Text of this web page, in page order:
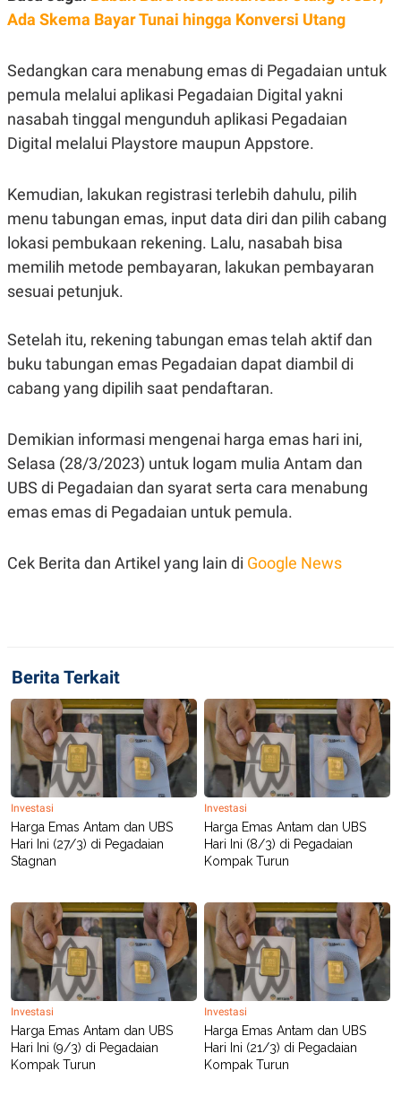
Ada Skema Bayar Tunai hingga Konversi Utang
Sedangkan cara menabung emas di Pegadaian untuk
pemula melalui aplikasi Pegadaian Digital yakni
nasabah tinggal mengunduh aplikasi Pegadaian
Digital melalui Playstore maupun Appstore.
Kemudian, lakukan registrasi terlebih dahulu, pilih
menu tabungan emas, input data diri dan pilih cabang
lokasi pembukaan rekening. Lalu, nasabah bisa
memilih metode pembayaran, lakukan pembayaran
sesuai petunjuk.
Setelah itu, rekening tabungan emas telah aktif dan
buku tabungan emas Pegadaian dapat diambil di
cabang yang dipilih saat pendaftaran.
Demikian informasi mengenai harga emas hari ini,
Selasa (28/3/2023) untuk logam mulia Antam dan
UBS di Pegadaian dan syarat serta cara menabung
emas emas di Pegadaian untuk pemula.
Cek Berita dan Artikel yang lain di Google News
Berita Terkait
Investasi
Harga Emas Antam dan UBS
Hari Ini (27/3) di Pegadaian
Stagnan
Investasi
Harga Emas Antam dan UBS
Hari Ini (8/3) di Pegadaian
Kompak Turun
Investasi
Harga Emas Antam dan UBS
Hari Ini (9/3) di Pegadaian
Kompak Turun
Investasi
Harga Emas Antam dan UBS
Hari Ini (21/3) di Pegadaian
Kompak Turun